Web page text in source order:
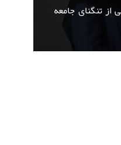
از تنگنای جامعه